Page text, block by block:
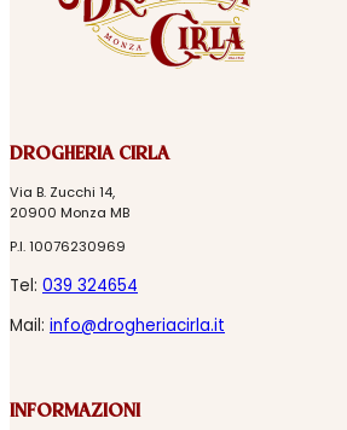
DROGHERIA CIRLA
Via B. Zucchi 14,
20900 Monza MB
P.I. 10076230969
Tel: 039 324654
Mail: info@drogheriacirla.it
INFORMAZIONI